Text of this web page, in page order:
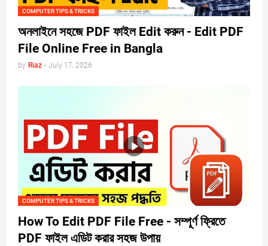
COMPUTER TIPS & TRICKS
অনলাইনে সহজে PDF ফাইল Edit করুন - Edit PDF
File Online Free in Bangla
by Riaz - July 17, 2026
COMPUTER TIPS & TRICKS
How To Edit PDF File Free - সম্পূর্ণ ফ্রিতে
PDF ফাইল এডিট করার সহজ উপায়